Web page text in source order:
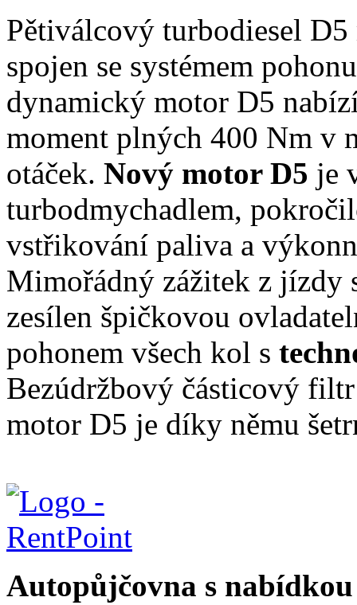
Pětiválcový turbodiesel
spojen se systémem
dynamický motor D5
moment plných 400 Nm v
otáček. Nový motor D5 je
turbodmychadlem,
vstřikování paliva a
Mimořádný zážitek z jízdy
zesílen špičkovou
pohonem všech kol s
Bezúdržbový částicový
motor D5 je díky němu
Autopůjčovna s